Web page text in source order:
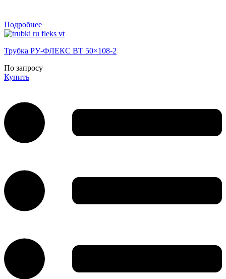
Подробнее
Трубка РУ-ФЛЕКС ВТ 50×108-2
По запросу
Купить